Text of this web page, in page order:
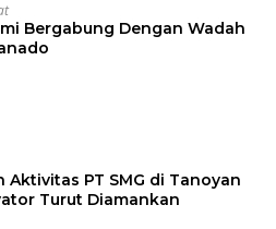
Bergabung Dengan Wadah
PT SMG di Tanoyan
Turut Diamankan